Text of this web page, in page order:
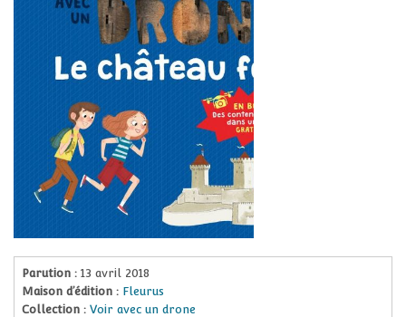
Parution : 13 avril 2018
Maison d’édition : Fleurus
Collection : Voir avec un drone